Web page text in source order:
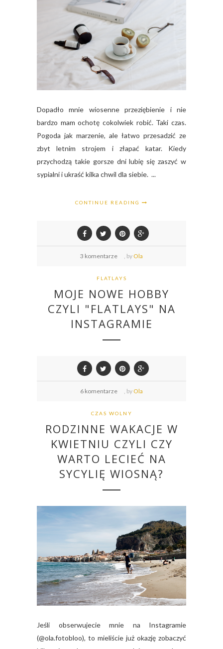
Dopadło mnie wiosenne przeziębienie i nie
bardzo mam ochotę cokolwiek robić. Taki czas.
Pogoda jak marzenie, ale łatwo przesadzić ze
zbyt letnim strojem i złapać katar. Kiedy
przychodzą takie gorsze dni lubię się zaszyć w
sypialni i ukraść kilka chwil dla siebie. ...
CONTINUE READING
3 komentarze by Ola
FLATLAYS
MOJE NOWE HOBBY
CZYLI "FLATLAYS" NA
INSTAGRAMIE
6 komentarze by Ola
CZAS WOLNY
RODZINNE WAKACJE W
KWIETNIU CZYLI CZY
WARTO LECIEĆ NA
SYCYLIĘ WIOSNĄ?
Jeśli obserwujecie mnie na Instagramie
(@ola.fotobloo), to mieliście już okazję zobaczyć